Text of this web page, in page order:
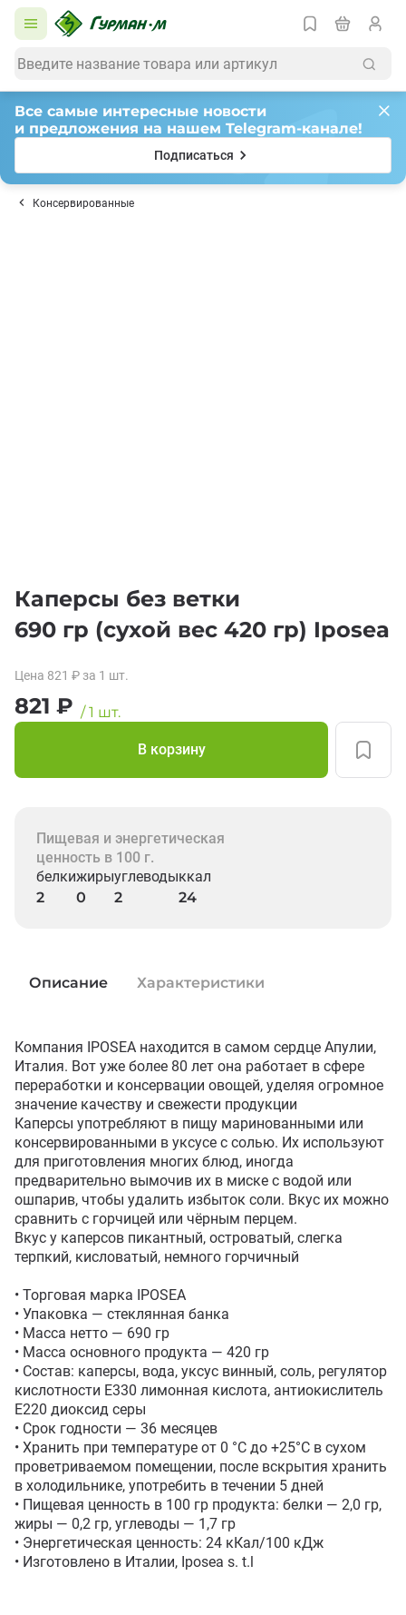
Все самые интересные новости
и предложения на нашем Telegram-канале!
Подписаться
Консервированные
Каперсы без ветки
690 гр (сухой вес 420 гр) Iposea
Цена 821 ₽ за 1 шт.
821 ₽ /1 шт.
В корзину
Пищевая и энергетическая
ценность в 100 г.
белки
2
жиры
0
углеводы
2
ккал
24
Описание Характеристики
Компания IPOSEA находится в самом сердце Апулии,
Италия. Вот уже более 80 лет она работает в сфере
переработки и консервации овощей, уделяя огромное
значение качеству и свежести продукции
Каперсы употребляют в пищу маринованными или
консервированными в уксусе с солью. Их используют
для приготовления многих блюд, иногда
предварительно вымочив их в миске с водой или
ошпарив, чтобы удалить избыток соли. Вкус их можно
сравнить с горчицей или чёрным перцем.
Вкус у каперсов пикантный, островатый, слегка
терпкий, кисловатый, немного горчичный
• Торговая марка IPOSEA
• Упаковка — стеклянная банка
• Масса нетто — 690 гр
• Масса основного продукта — 420 гр
• Состав: каперсы, вода, уксус винный, соль, регулятор
кислотности Е330 лимонная кислота, антиокислитель
Е220 диоксид серы
• Срок годности — 36 месяцев
• Хранить при температуре от 0 °C до +25°С в сухом
проветриваемом помещении, после вскрытия хранить
в холодильнике, употребить в течении 5 дней
• Пищевая ценность в 100 гр продукта: белки — 2,0 гр,
жиры — 0,2 гр, углеводы — 1,7 гр
• Энергетическая ценность: 24 кКал/100 кДж
• Изготовлено в Италии, Iposea s. t.l